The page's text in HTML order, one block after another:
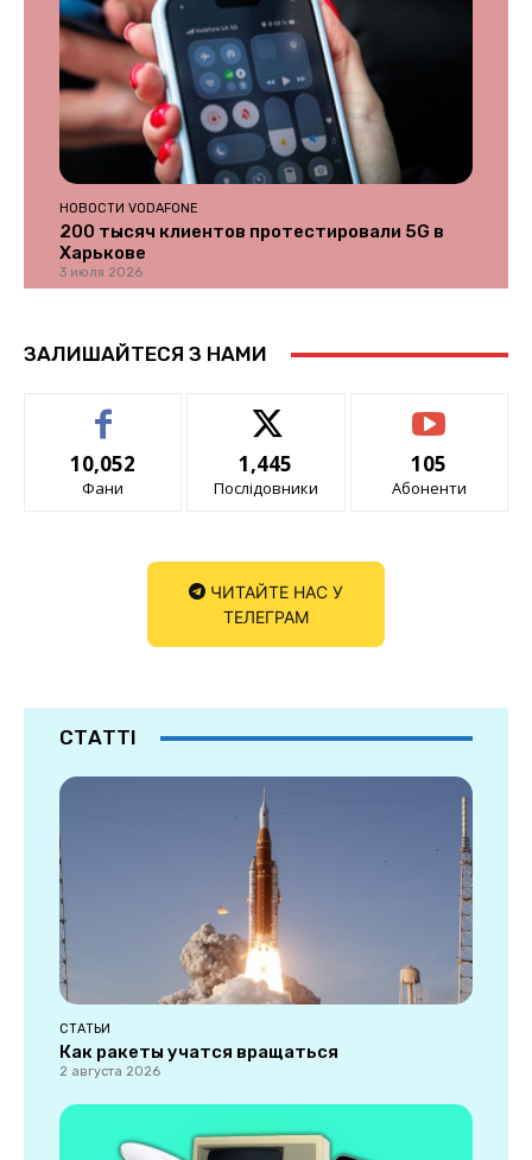
НОВОСТИ VODAFONE
200 тысяч клиентов протестировали 5G в
Харькове
3 июля 2026
ЗАЛИШАЙТЕСЯ З НАМИ
10,052
Фани
1,445
Послідовники
105
Абоненти
ЧИТАЙТЕ НАС У
ТЕЛЕГРАМ
СТАТТІ
СТАТЬИ
Как ракеты учатся вращаться
2 августа 2026